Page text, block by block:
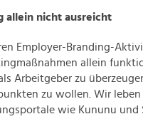
allein nicht ausreicht
Employer-Branding-
allein
Arbeitgeber zu
zu wollen. Wir
wie Kununu und